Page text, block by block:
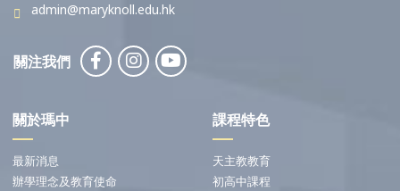
admin@maryknoll.edu.hk
關注我們
關於瑪中
最新消息
辦學理念及教育使命
課程特色
天主教教育
初高中課程